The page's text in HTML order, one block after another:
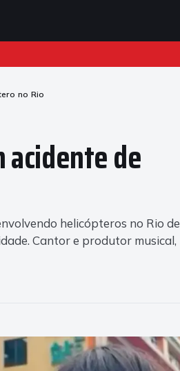
no Rio
acidente de
helicópteros no Rio de
Cantor e produtor musical,